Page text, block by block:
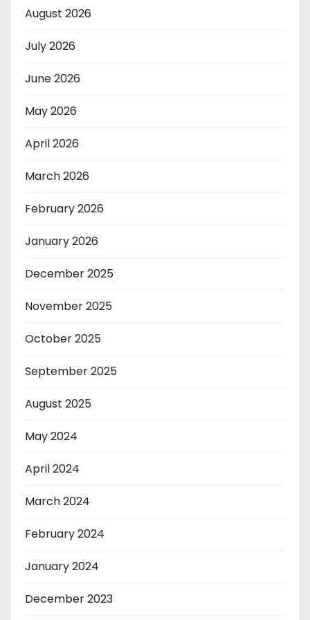
August 2026
July 2026
June 2026
May 2026
April 2026
March 2026
February 2026
January 2026
December 2025
November 2025
October 2025
September 2025
August 2025
May 2024
April 2024
March 2024
February 2024
January 2024
December 2023